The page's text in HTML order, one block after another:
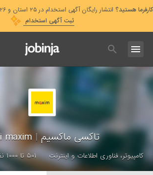
کارفرما هستید؟ انتشار رایگان آگهی استخدام در ۲۵ استان و ۲۶ دسته‌بندی شغلی
ثبت آگهی استخدام
تاکسی ماکسیم|
کامپیوتر، فناوری اطلاعات و اینترنت ۵۰۱ تا ۱۰۰۰ نفر